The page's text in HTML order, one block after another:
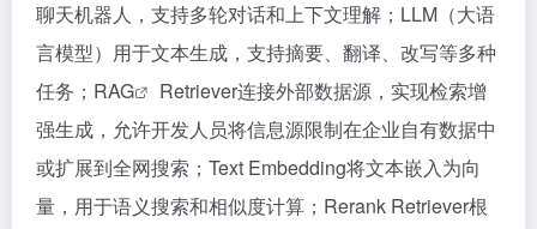
聊天机器人，支持多轮对话和上下文理解；LLM（大语
言模型）用于文本生成，支持摘要、翻译、改写等多种
任务； RAG
Retriever连接外部数据源，实现检索增
强生成，允许开发人员将信息源限制在企业自有数据中
或扩展到全网搜索；Text Embedding将文本嵌入为向
量，用于语义搜索和相似度计算；Rerank Retriever根